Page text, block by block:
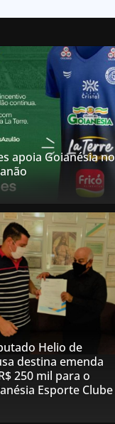
apoia Goianésia no
Helio de
destina emenda
250 mil para o
Esporte Clube